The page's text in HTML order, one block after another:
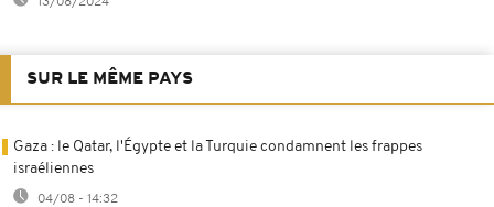
SUR LE MÊME PAYS
Gaza : le Qatar, l'Égypte et la Turquie condamnent les frappes
israéliennes
04/08 - 14:32